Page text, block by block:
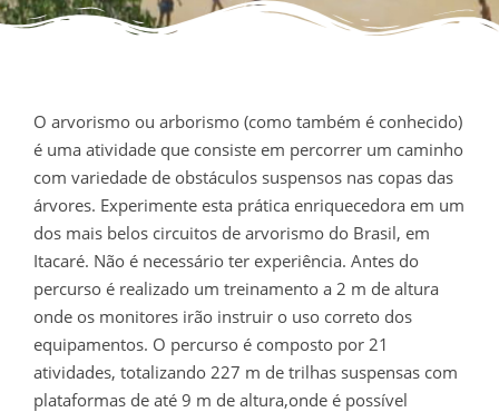
O arvorismo ou arborismo (como também é conhecido)
é uma atividade que consiste em percorrer um caminho
com variedade de obstáculos suspensos nas copas das
árvores. Experimente esta prática enriquecedora em um
dos mais belos circuitos de arvorismo do Brasil, em
Itacaré. Não é necessário ter experiência. Antes do
percurso é realizado um treinamento a 2 m de altura
onde os monitores irão instruir o uso correto dos
equipamentos. O percurso é composto por 21
atividades, totalizando 227 m de trilhas suspensas com
plataformas de até 9 m de altura,onde é possível